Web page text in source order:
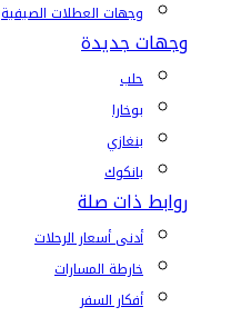
وجهات العطلات الصيفية
وجهات جديدة
حلب
بوخارا
بنغازي
بانكوك
روابط ذات صلة
أدنى أسعار الرحلات
خارطة المسارات
أفكار السفر